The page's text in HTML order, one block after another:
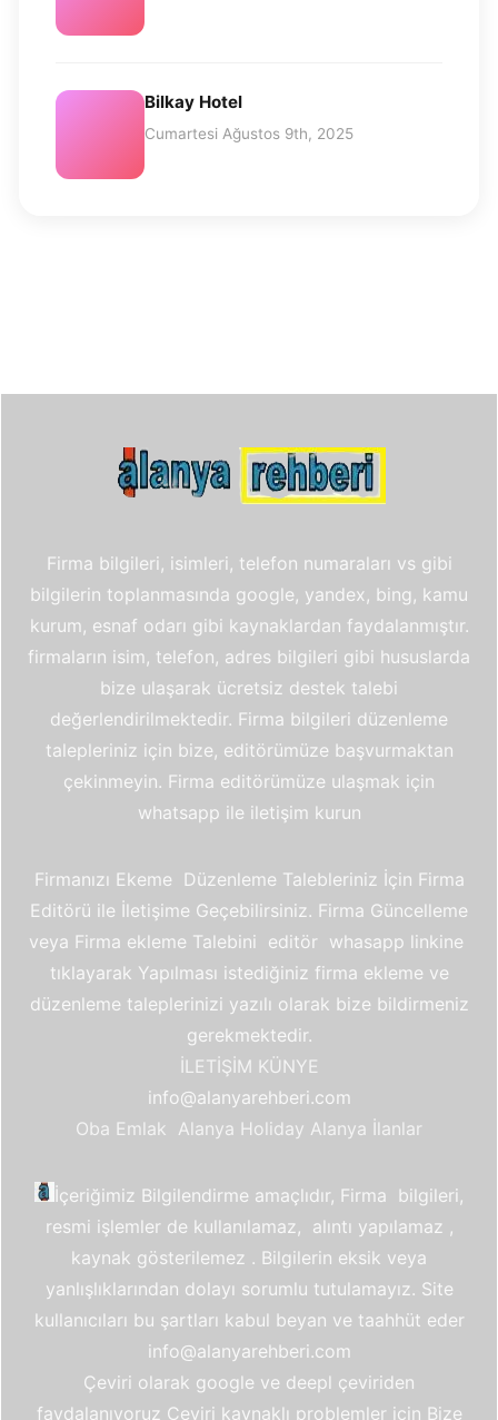
Bilkay Hotel
Cumartesi Ağustos 9th, 2025
Firma bilgileri, isimleri, telefon numaraları vs gibi
bilgilerin toplanmasında google, yandex, bing, kamu
kurum, esnaf odarı gibi kaynaklardan faydalanmıştır.
firmaların isim, telefon, adres bilgileri gibi hususlarda
bize ulaşarak ücretsiz destek talebi
değerlendirilmektedir. Firma bilgileri düzenleme
talepleriniz için bize, editörümüze başvurmaktan
çekinmeyin. Firma editörümüze ulaşmak için
whatsapp ile iletişim kurun
Firmanızı Ekeme Düzenleme Talebleriniz İçin Firma
Editörü ile İletişime Geçebilirsiniz. Firma Güncelleme
veya Firma ekleme Talebini editör whasapp linkine
tıklayarak Yapılması istediğiniz firma ekleme ve
düzenleme taleplerinizi yazılı olarak bize bildirmeniz
gerekmektedir.
İLETİŞİM KÜNYE
info@alanyarehberi.com
Oba Emlak Alanya Holiday Alanya İlanlar
İçeriğimiz Bilgilendirme amaçlıdır, Firma bilgileri,
resmi işlemler de kullanılamaz, alıntı yapılamaz ,
kaynak gösterilemez . Bilgilerin eksik veya
yanlışlıklarından dolayı sorumlu tutulamayız. Site
kullanıcıları bu şartları kabul beyan ve taahhüt eder
info@alanyarehberi.com
Çeviri olarak google ve deepl çeviriden
faydalanıyoruz Ceviri kaynaklı problemler için Bize